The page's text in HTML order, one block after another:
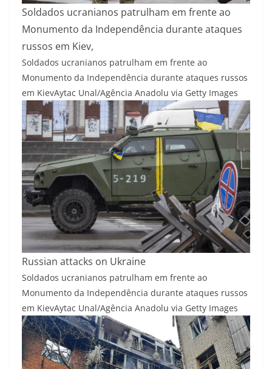
Soldados ucranianos patrulham em frente ao
Monumento da Independência durante ataques
russos em Kiev,
Soldados ucranianos patrulham em frente ao
Monumento da Independência durante ataques russos
em KievAytac Unal/Agência Anadolu via Getty Images
Russian attacks on Ukraine
Soldados ucranianos patrulham em frente ao
Monumento da Independência durante ataques russos
em KievAytac Unal/Agência Anadolu via Getty Images